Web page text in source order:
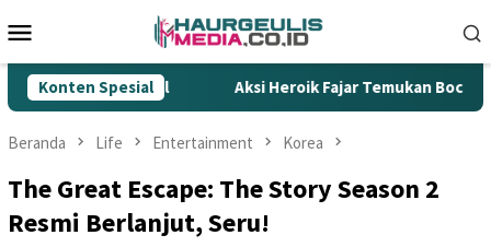
ke
Mobile
Konten Spesial
Ilegal Aksi Heroik Fajar Temukan Bocah Tenggelam
Beranda Life Entertainment Korea
The Great Escape: The Story Season 2
Resmi Berlanjut, Seru!